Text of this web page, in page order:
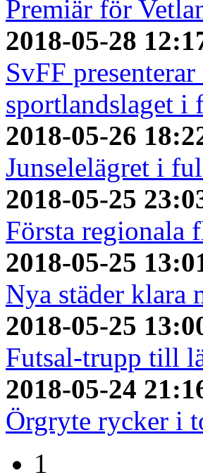
Premiär för
2018-05-28
SvFF
sportlandslaget i
2018-05-26
Junselelägret i
2018-05-25
Första regionala
2018-05-25
Nya städer klara
2018-05-25
Futsal-trupp till
2018-05-24
Örgryte rycker i
1